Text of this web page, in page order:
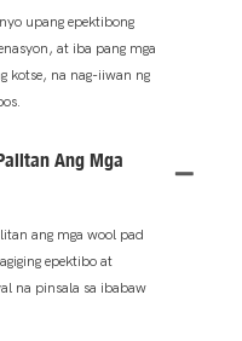
upang epektibong
at iba pang mga
kotse, na nag-iiwan ng
Ang Mga
ang mga wool pad
epektibo at
na pinsala sa ibabaw